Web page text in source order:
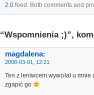
2.0 feed. Both comments and
“Wspomnienia ;)”,
magdalena:
2008-03-01, 12:21
Ten z leniwcem wywołał u
zgapić go